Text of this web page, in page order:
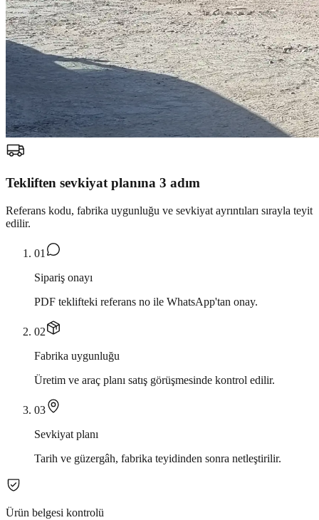
Tekliften sevkiyat planına 3 adım
Referans kodu, fabrika uygunluğu ve sevkiyat ayrıntıları sırayla teyit
edilir.
01
Sipariş onayı
PDF teklifteki referans no ile WhatsApp'tan onay.
02
Fabrika uygunluğu
Üretim ve araç planı satış görüşmesinde kontrol edilir.
03
Sevkiyat planı
Tarih ve güzergâh, fabrika teyidinden sonra netleştirilir.
Ürün belgesi kontrolü